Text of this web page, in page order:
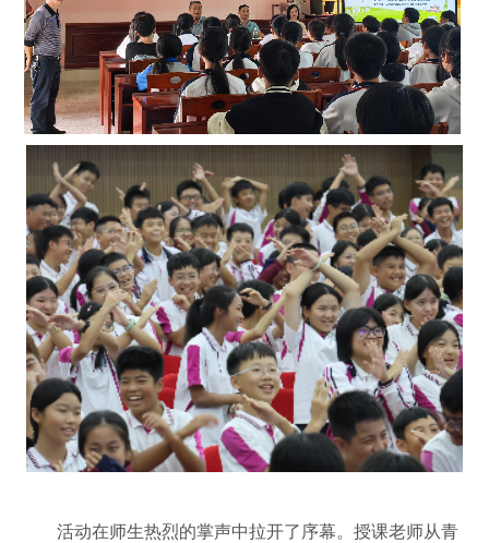
活动在师生热烈的掌声中拉开了序幕。 授课老师从青